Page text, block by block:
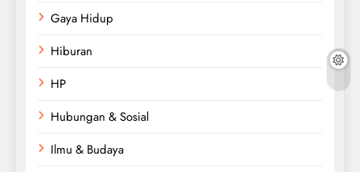
Gaya Hidup
Hiburan
HP
Hubungan & Sosial
Ilmu & Budaya